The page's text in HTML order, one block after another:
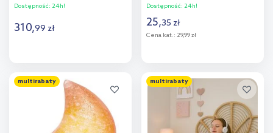
Dostępność: 24h!
310,99 zł
Dodaj do
porównania
Dostępność: 24h!
25,35 zł
Cena kat.: 29,99 zł
Dodaj do
porównania
multirabaty multirabaty